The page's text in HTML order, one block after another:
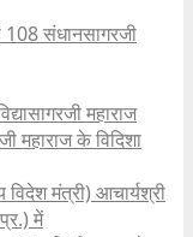
संधानसागरजी
महाराज
महाराज के विदिशा
विदेश मंत्री) आचार्यश्री
में